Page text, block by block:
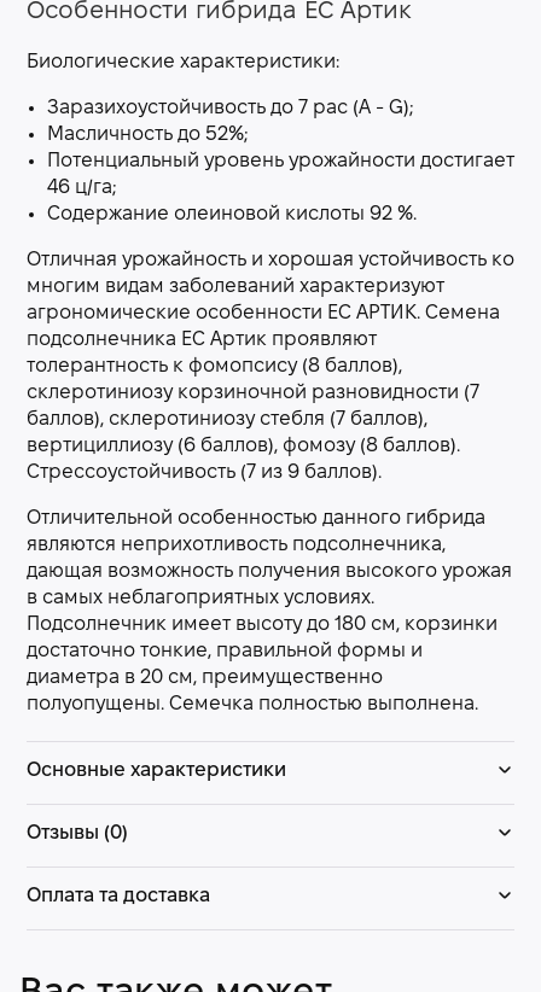
Особенности гибрида EC Артик
Биологические характеристики:
Заразихоустойчивость до 7 рас (A - G);
Масличность до 52%;
Потенциальный уровень урожайности достигает
46 ц/га;
Содержание олеиновой кислоты 92 %.
Отличная урожайность и хорошая устойчивость ко
многим видам заболеваний характеризуют
агрономические особенности ЕС АРТИК. Семена
подсолнечника ЕС Артик проявляют
толерантность к фомопсису (8 баллов),
склеротиниозу корзиночной разновидности (7
баллов), склеротиниозу стебля (7 баллов),
вертициллиозу (6 баллов), фомозу (8 баллов).
Стрессоустойчивость (7 из 9 баллов).
Отличительной особенностью данного гибрида
являются неприхотливость подсолнечника,
дающая возможность получения высокого урожая
в самых неблагоприятных условиях.
Подсолнечник имеет высоту до 180 см, корзинки
достаточно тонкие, правильной формы и
диаметра в 20 см, преимущественно
полуопущены. Семечка полностью выполнена.
Основные характеристики
Отзывы (0)
Оплата та доставка